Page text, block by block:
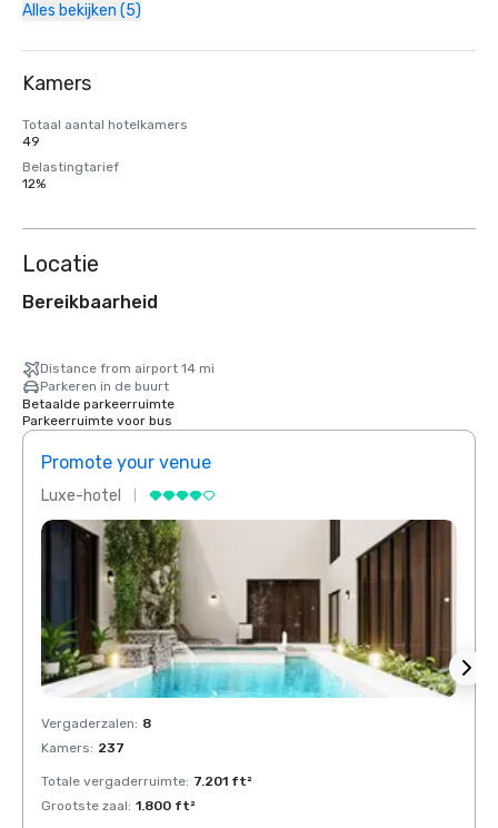
Alles bekijken (5)
Kamers
Totaal aantal hotelkamers
49
Belastingtarief
12%
Locatie
Bereikbaarheid
Distance from airport 14 mi
Parkeren in de buurt
Betaalde parkeerruimte
Parkeerruimte voor bus
Promote your venue
Luxe-hotel
Vergaderzalen: 8
Kamers: 237
Totale vergaderruimte: 7.201 ft²
Grootste zaal: 1.800 ft²